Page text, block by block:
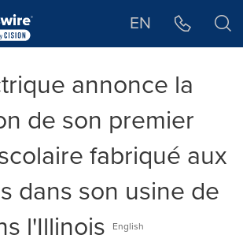
EN
annonce la
de son premier
fabriqué aux
dans son usine de
l'Illinois
English